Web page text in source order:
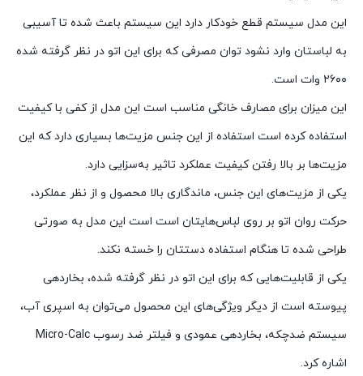
این مدل سیستم قطع خودکار دارد این سیستم باعث شده تا آسیبی
به لباستان وارد نشود توان مصرفی که برای این اتو در نظر گرفته شده
۲۶۰۰ وات است.
این میزان برای مصارف خانگی مناسب است این مدل از کفی با کیفیت
استفاده کرده است استفاده از این جنس مزیت‌ها بسیاری دارد که این
مزیت‌ها بر بالا رفتن کیفیت عملکرد تاثیر به‌سزایی دارد.
یکی از مزیت‌های این جنس، ماندگاری بالا محصول و از نظر عملکرد،
حرکت روان اتو بر روی لباس‌هایتان است است این مدل به صورتی
طراحی شده تا هنگام استفاده دستتان را خسته نکند.
یکی از قابلیت‌‌هایی که برای این اتو در نظر گرفته شده، بخاردهی
پیوسته است از دیگر ویژگی‌های این محصول می‌توان به اسپری آب،
سیستم ضدچکه، بخاردهی عمودی و فیلتر ضد رسوب Micro-Calc
اشاره کرد.